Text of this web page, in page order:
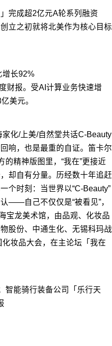
完成超2亿元A轮系列融资
立之初就将北美作为核心目标
增长92%
财报。受AI计算业务快速增
美元。
化/上美/自然堂共话C-Beauty
响，也是最重的自证。笛卡尔
的精神版图里，“我在”更接近
却自有分量。历经数十年追赶
个时刻：当世界以“C-Beauty”
——自己不仅仅是“被看见”，
宝龙美术馆，由品观、化妆品
股份、中通生化、无锡科玛战
妆品大会，在主论坛「我在
智能骑行装备公司「乐行天